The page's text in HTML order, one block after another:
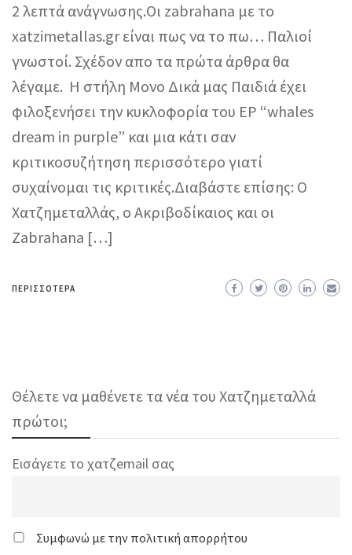
2 λεπτά ανάγνωσης.Οι zabrahana με το
xatzimetallas.gr είναι πως να το πω… Παλιοί
γνωστοί. Σχέδον απο τα πρώτα άρθρα θα
λέγαμε. Η στήλη Μονο Δικά μας Παιδιά έχει
φιλοξενήσει την κυκλοφορία του EP “whales
dream in purple” και μια κάτι σαν
κριτικοσυζήτηση περισσότερο γιατί
συχαίνομαι τις κριτικές.Διαβάστε επίσης: Ο
Χατζημεταλλάς, ο Ακριβοδίκαιος και οι
Zabrahana […]
ΠΕΡΙΣΣΌΤΕΡΑ
Θέλετε να μαθένετε τα νέα του Χατζημεταλλά
πρώτοι;
Εισάγετε το χατζemail σας
Συμφωνώ με την πολιτική απορρήτου